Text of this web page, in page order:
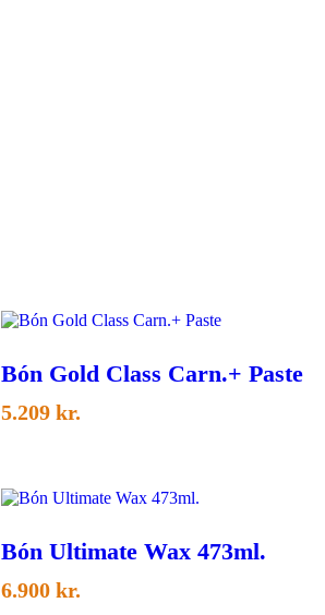
Bón Gold Class Carn.+ Paste
5.209 kr.
Bón Ultimate Wax 473ml.
6.900 kr.